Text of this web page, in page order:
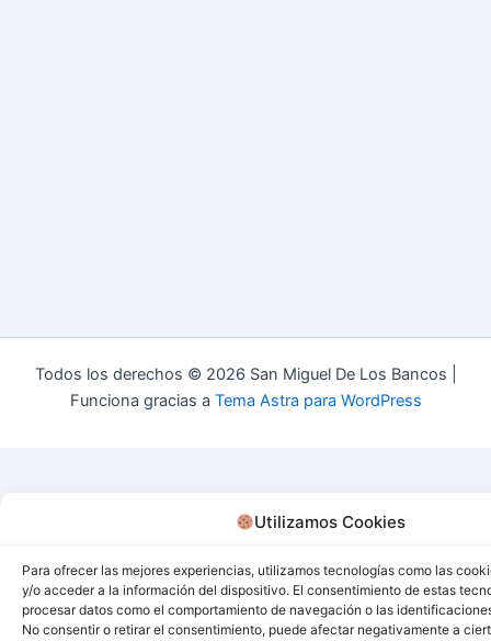
Utilizamos Cookies
Para ofrecer las mejores experiencias, utilizamos tecnologías como las
y/o acceder a la información del dispositivo. El consentimiento de estas
procesar datos como el comportamiento de navegación o las
No consentir o retirar el consentimiento, puede afectar negativamente a
Todos los derechos © 2026 San Miguel De Los Bancos |
Funciona gracias a Tema Astra para WordPress